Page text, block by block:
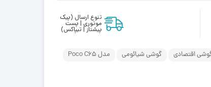
تنوع ارسال (پیک
موتوری | پست
پیشتاز | تیپاکس)
اقتصادی گوشی شیائومی مدل Poco C65